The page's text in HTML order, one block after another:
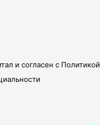
и согласен с Политикой